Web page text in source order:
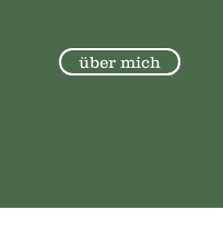
über mich